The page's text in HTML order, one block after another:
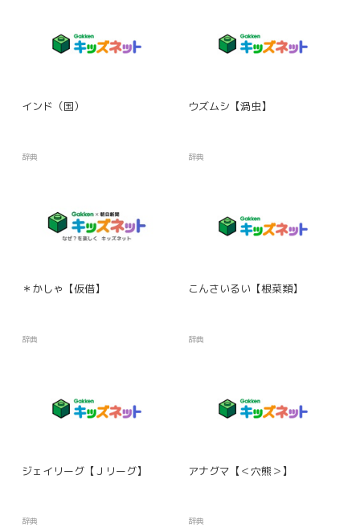
インド（国）
辞典
ウズムシ【渦虫】
辞典
＊かしゃ【仮借】
辞典
こんさいるい【根菜類】
辞典
ジェイリーグ【Ｊリーグ】
辞典
アナグマ【＜穴熊＞】
辞典